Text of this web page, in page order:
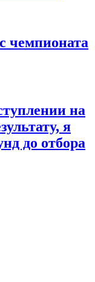
чемпионата
на
я
до отбора